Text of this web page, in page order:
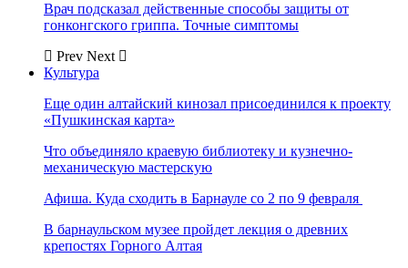
Врач подсказал действенные способы защиты от
гонконгского гриппа. Точные симптомы
Prev Next
Культура
Еще один алтайский кинозал присоединился к проекту
«Пушкинская карта»
Что объединяло краевую библиотеку и кузнечно-
механическую мастерскую
Афиша. Куда сходить в Барнауле со 2 по 9 февраля
В барнаульском музее пройдет лекция о древних
крепостях Горного Алтая